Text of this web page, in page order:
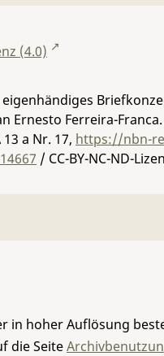
(4.0)
Ernesto Ferreira-
13 a Nr. 17, https://nbn-
/ CC-BY-NC-ND-
in hoher Auflösung
die Seite